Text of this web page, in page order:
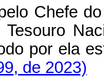
Chefe
por ela
de 2023)